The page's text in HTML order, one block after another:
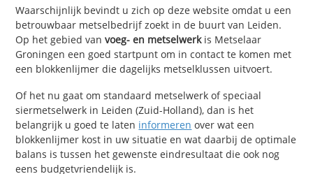
Waarschijnlijk bevindt u zich op deze website omdat u een
betrouwbaar metselbedrijf zoekt in de buurt van Leiden.
Op het gebied van voeg- en metselwerkis Metselaar
Groningen een goed startpunt om in contact te komen met
een blokkenlijmer die dagelijks metselklussen uitvoert.
Of het nu gaat om standaard metselwerk of speciaal
siermetselwerk in Leiden (Zuid-Holland), dan is het
belangrijk u goed te laten informeren over wat een
blokkenlijmer kost in uw situatie en wat daarbij de optimale
balans is tussen het gewenste eindresultaat die ook nog
eens budgetvriendelijk is.